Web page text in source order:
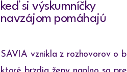
keď si výskumníčky
navzájom pomáhajú
SAVIA vznikla z rozhovorov o